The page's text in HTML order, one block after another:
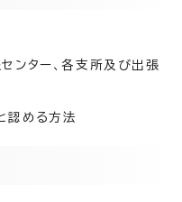
ンター、各支所及び出張
認める方法